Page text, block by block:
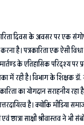
दिवस के अवसर पर एक
है। पत्रकारिता एक ऐसी
के एतिहासिक परिद्श्य
रही है। विभाग के शिक्षक
का योगदान सराहनीय
है। क्योकि मीडिया
छात्रा साक्षी श्रीवास्तव ने